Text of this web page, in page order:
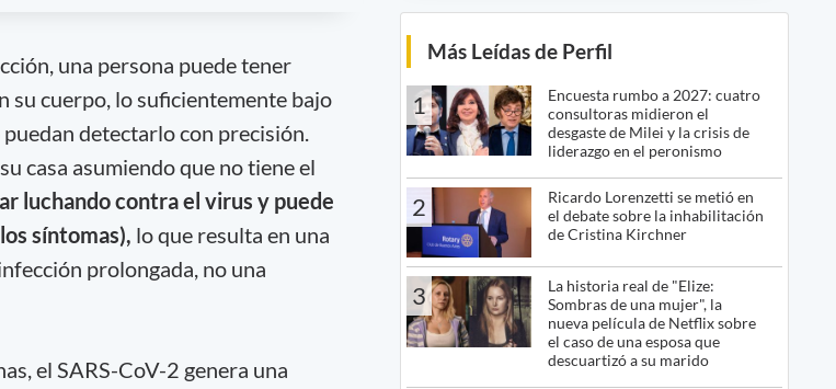
una persona puede tener
su cuerpo, lo suficientemente bajo
detectarlo con precisión.
casa asumiendo que no tiene el
luchando contra el virus y puede
síntomas), lo que resulta en una
prolongada, no una
el SARS-CoV-2 genera una
Más Leídas de Perfil
1
Encuesta rumbo a 2027: cuatro
consultoras midieron el
desgaste de Milei y la crisis de
liderazgo en el peronismo
2
Ricardo Lorenzetti se metió en
el debate sobre la inhabilitación
de Cristina Kirchner
3
La historia real de "Elize:
Sombras de una mujer", la
nueva película de Netflix sobre
el caso de una esposa que
descuartizó a su marido